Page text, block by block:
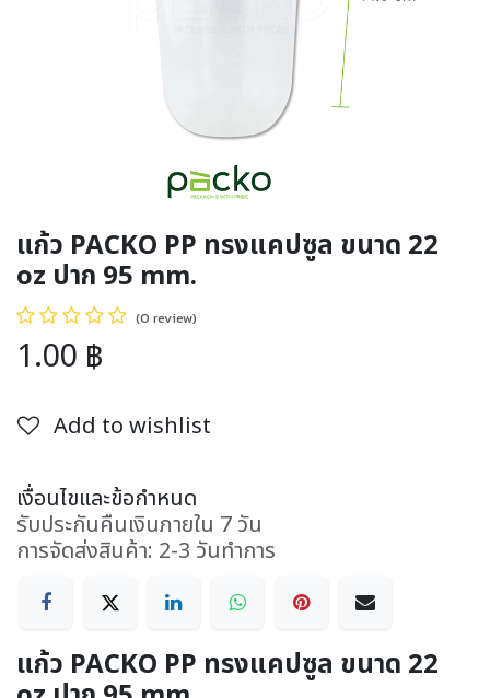
แก้ว PACKO PP ทรงแคปซูล ขนาด 22
oz ปาก 95 mm.
(0 review)
1.00 ฿
Add to wishlist
เงื่อนไขและข้อกำหนด
รับประกันคืนเงินภายใน 7 วัน
การจัดส่งสินค้า: 2-3 วันทำการ
แก้ว PACKO PP ทรงแคปซูล ขนาด 22